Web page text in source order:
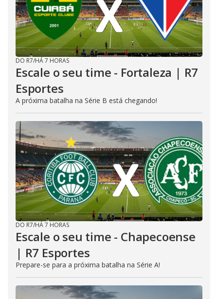
DO R7/HÁ 7 HORAS
Escale o seu time - Fortaleza | R7
Esportes
A próxima batalha na Série B está chegando!
DO R7/HÁ 7 HORAS
Escale o seu time - Chapecoense
| R7 Esportes
Prepare-se para a próxima batalha na Série A!